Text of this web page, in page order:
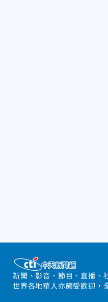
新聞、影音、節目、直播、
世界各地華人亦頗受歡迎，